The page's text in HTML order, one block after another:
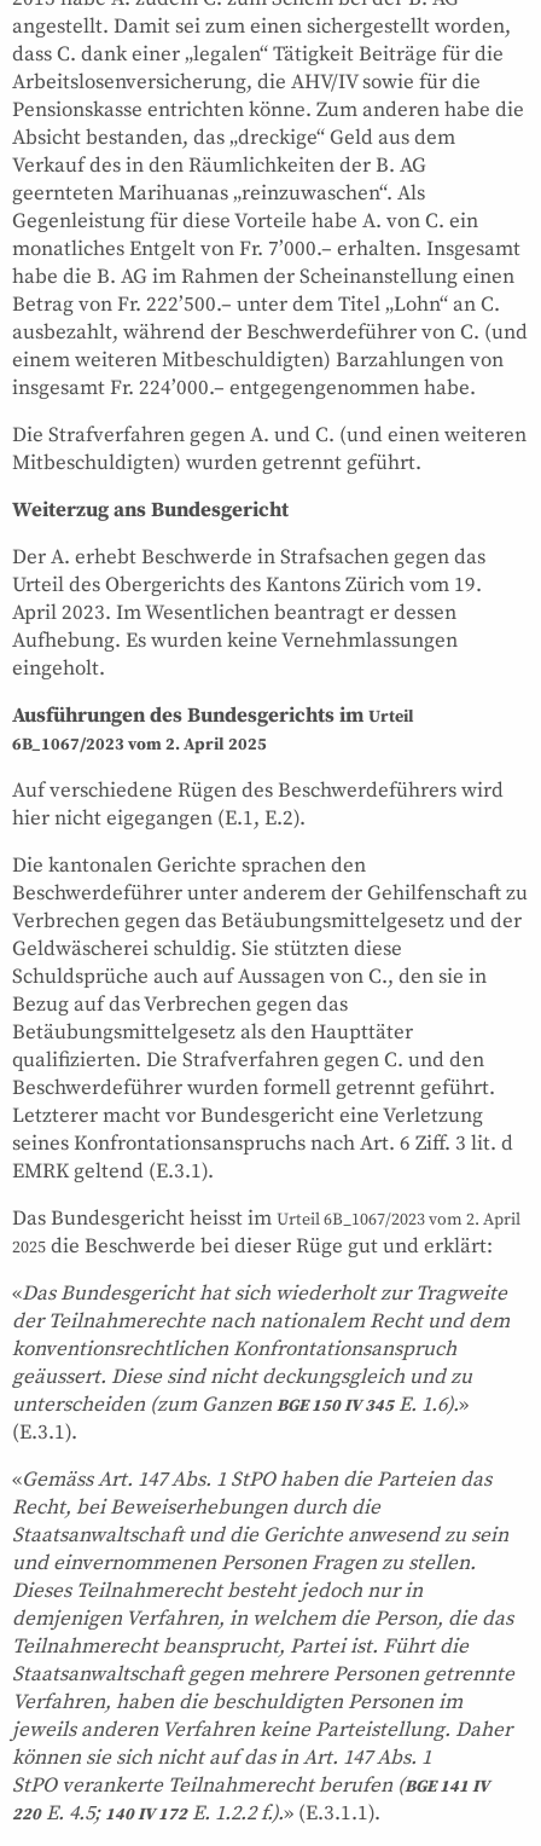
angestellt. Damit sei zum einen sichergestellt worden,
dass C. dank einer „legalen“ Tätigkeit Beiträge für die
Arbeitslosenversicherung, die AHV/IV sowie für die
Pensionskasse entrichten könne. Zum anderen habe die
Absicht bestanden, das „dreckige“ Geld aus dem
Verkauf des in den Räumlichkeiten der B. AG
geernteten Marihuanas „reinzuwaschen“. Als
Gegenleistung für diese Vorteile habe A. von C. ein
monatliches Entgelt von Fr. 7’000.– erhalten. Insgesamt
habe die B. AG im Rahmen der Scheinanstellung einen
Betrag von Fr. 222’500.– unter dem Titel „Lohn“ an C.
ausbezahlt, während der Beschwerdeführer von C. (und
einem weiteren Mitbeschuldigten) Barzahlungen von
insgesamt Fr. 224’000.– entgegengenommen habe.
Die Strafverfahren gegen A. und C. (und einen weiteren
Mitbeschuldigten) wurden getrennt geführt.
Weiterzug ans Bundesgericht
Der A. erhebt Beschwerde in Strafsachen gegen das
Urteil des Obergerichts des Kantons Zürich vom 19.
April 2023. Im Wesentlichen beantragt er dessen
Aufhebung. Es wurden keine Vernehmlassungen
eingeholt.
Ausführungen des Bundesgerichts im Urteil
6B_1067/2023 vom 2. April 2025
Auf verschiedene Rügen des Beschwerdeführers wird
hier nicht eigegangen (E.1, E.2).
Die kantonalen Gerichte sprachen den
Beschwerdeführer unter anderem der Gehilfenschaft zu
Verbrechen gegen das Betäubungsmittelgesetz und der
Geldwäscherei schuldig. Sie stützten diese
Schuldsprüche auch auf Aussagen von C., den sie in
Bezug auf das Verbrechen gegen das
Betäubungsmittelgesetz als den Haupttäter
qualifizierten. Die Strafverfahren gegen C. und den
Beschwerdeführer wurden formell getrennt geführt.
Letzterer macht vor Bundesgericht eine Verletzung
seines Konfrontationsanspruchs nach Art. 6 Ziff. 3 lit. d
EMRK geltend (E.3.1).
Das Bundesgericht heisst im Urteil 6B_1067/2023 vom 2. April
2025 die Beschwerde bei dieser Rüge gut und erklärt:
«Das Bundesgericht hat sich wiederholt zur Tragweite
der Teilnahmerechte nach nationalem Recht und dem
konventionsrechtlichen Konfrontationsanspruch
geäussert. Diese sind nicht deckungsgleich und zu
unterscheiden (zum Ganzen BGE 150 IV 345E. 1.6).»
(E.3.1).
«Gemäss Art. 147 Abs. 1 StPO haben die Parteien das
Recht, bei Beweiserhebungen durch die
Staatsanwaltschaft und die Gerichte anwesend zu sein
und einvernommenen Personen Fragen zu stellen.
Dieses Teilnahmerecht besteht jedoch nur in
demjenigen Verfahren, in welchem die Person, die das
Teilnahmerecht beansprucht, Partei ist. Führt die
Staatsanwaltschaft gegen mehrere Personen getrennte
Verfahren, haben die beschuldigten Personen im
jeweils anderen Verfahren keine Parteistellung. Daher
können sie sich nicht auf das in Art. 147 Abs. 1
StPO verankerte Teilnahmerecht berufen (BGE 141 IV
220E. 4.5; 140 IV 172E. 1.2.2 f.).» (E.3.1.1).